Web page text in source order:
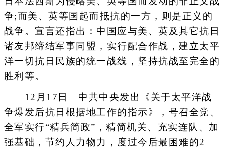
争;而美、英等国起而抵抗的一方，则是正义的
战争。宣言还指出：中国应与美、英及其它抗日
诸友邦缔结军事同盟，实行配合作战，建立太平
洋一切抗日民族的统一战线，坚持抗战至完全的
胜利等。
12月17日 中共中央发出《关于太平洋战
争爆发后抗日根据地工作的指示》，号召全党、
全军实行“精兵简政”，精简机关、充实连队、加
强基础，节约人力物力，度过今后最困难的2